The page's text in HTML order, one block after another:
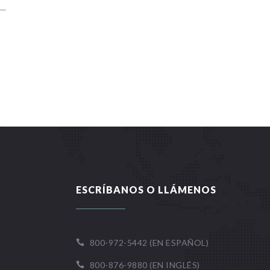
ESCRÍBANOS O LLÁMENOS
 800-972-5442 (EN ESPAÑOL)
 800-876-9880 (EN INGLÉS)